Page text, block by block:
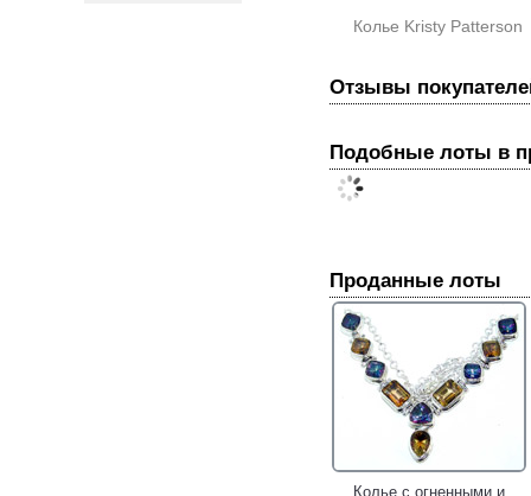
Колье Kristy Patterson
Отзывы
Подобные лоты в
Проданные лоты
Колье с огненными и